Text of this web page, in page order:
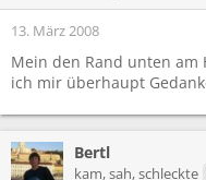
13. März 2008
Mein den Rand unten am
ich mir überhaupt
Bertl
kam, sah, schleckte